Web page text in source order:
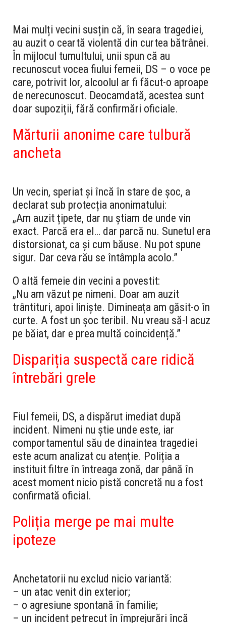
Mai mulți vecini susțin că, în seara tragediei,
au auzit o ceartă violentă din curtea bătrânei.
În mijlocul tumultului, unii spun că au
recunoscut vocea fiului femeii, DS – o voce pe
care, potrivit lor, alcoolul ar fi făcut-o aproape
de nerecunoscut. Deocamdată, acestea sunt
doar supoziții, fără confirmări oficiale.
Mărturii anonime care tulbură
ancheta
Un vecin, speriat și încă în stare de șoc, a
declarat sub protecția anonimatului:
„Am auzit țipete, dar nu știam de unde vin
exact. Parcă era el… dar parcă nu. Sunetul era
distorsionat, ca și cum băuse. Nu pot spune
sigur. Dar ceva rău se întâmpla acolo.”
O altă femeie din vecini a povestit:
„Nu am văzut pe nimeni. Doar am auzit
trântituri, apoi liniște. Dimineața am găsit-o în
curte. A fost un șoc teribil. Nu vreau să-l acuz
pe băiat, dar e prea multă coincidență.”
Dispariția suspectă care ridică
întrebări grele
Fiul femeii, DS, a dispărut imediat după
incident. Nimeni nu știe unde este, iar
comportamentul său de dinaintea tragediei
este acum analizat cu atenție. Poliția a
instituit filtre în întreaga zonă, dar până în
acest moment nicio pistă concretă nu a fost
confirmată oficial.
Poliția merge pe mai multe
ipoteze
Anchetatorii nu exclud nicio variantă:
– un atac venit din exterior;
– o agresiune spontană în familie;
– un incident petrecut în împrejurări încă